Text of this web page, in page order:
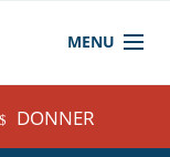
MENU
DONNER